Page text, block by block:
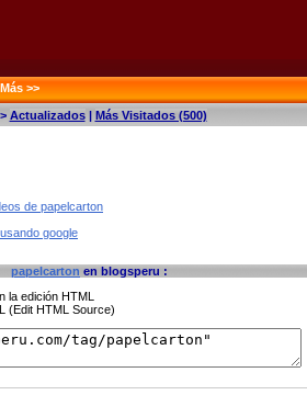
Más >>
Actualizados| Más Visitados (500)
de papelcarton
google
papelcarton en blogsperu :
la edición HTML
(Edit HTML Source)